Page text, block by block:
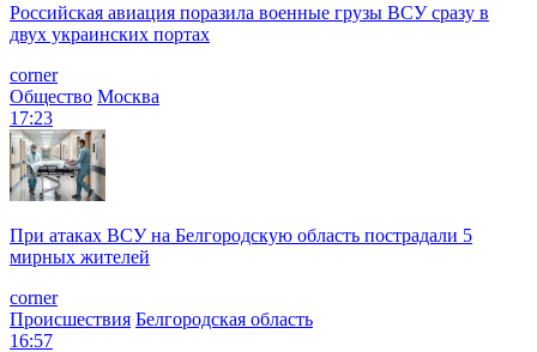
Российская авиация поразила военные грузы ВСУ сразу в
двух украинских портах
corner
Общество Москва
17:23
При атаках ВСУ на Белгородскую область пострадали 5
мирных жителей
corner
Происшествия Белгородская область
16:57